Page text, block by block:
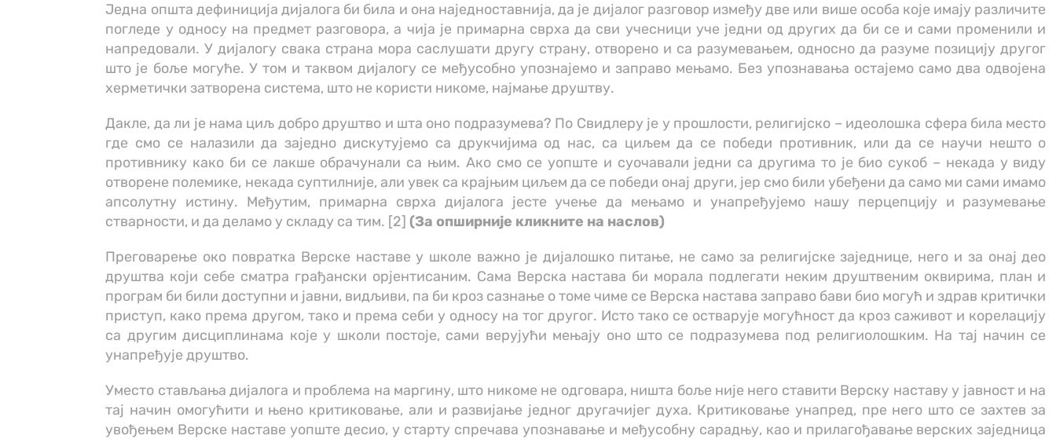
Једна општа дефиниција дијалога би била и она наједноставнија, да је дијалог разговор између две или више особа које имају различите
погледе у односу на предмет разговора, а чија је примарна сврха да сви учесници уче једни од других да би се и сами променили и
напредовали. У дијалогу свака страна мора саслушати другу страну, отворено и са разумевањем, односно да разуме позицију другог
што је боље могуће. У том и таквом дијалогу се међусобно упознајемо и заправо мењамо. Без упознавања остајемо само два одвојена
херметички затворена система, што не користи никоме, најмање друштву.
Дакле, да ли је нама циљ добро друштво и шта оно подразумева? По Свидлеру је у прошлости, религијско – идеолошка сфера била место
где смо се налазили да заједно дискутујемо са друкчијима од нас, са циљем да се победи противник, или да се научи нешто о
противнику како би се лакше обрачунали са њим. Ако смо се уопште и суочавали једни са другима то је био сукоб – некада у виду
отворене полемике, некада суптилније, али увек са крајњим циљем да се победи онај други, јер смо били убеђени да само ми сами имамо
апсолутну истину. Међутим, примарна сврха дијалога јесте учење да мењамо и унапређујемо нашу перцепцију и разумевање
стварности, и да деламо у складу са тим. [2](За опширније кликните на наслов)
Преговарење око повратка Верске наставе у школе важно је дијалошко питање, не само за религијске заједнице, него и за онај део
друштва који себе сматра грађански орјентисаним. Сама Верска настава би морала подлегати неким друштвеним оквирима, план и
програм би били доступни и јавни, видљиви, па би кроз сазнање о томе чиме се Верска настава заправо бави био могућ и здрав критички
приступ, како према другом, тако и према себи у односу на тог другог. Исто тако се остварује могућност да кроз саживот и корелацију
са другим дисциплинама које у школи постоје, сами верујући мењају оно што се подразумева под религиолошким. На тај начин се
унапређује друштво.
Уместо стављања дијалога и проблема на маргину, што никоме не одговара, ништа боље није него ставити Верску наставу у јавност и на
тај начин омогућити и њено критиковање, али и развијање једног другачијег духа. Критиковање унапред, пре него што се захтев за
увођењем Верске наставе уопште десио, у старту спречава упознавање и међусобну сарадњу, као и прилагођавање верских заједница